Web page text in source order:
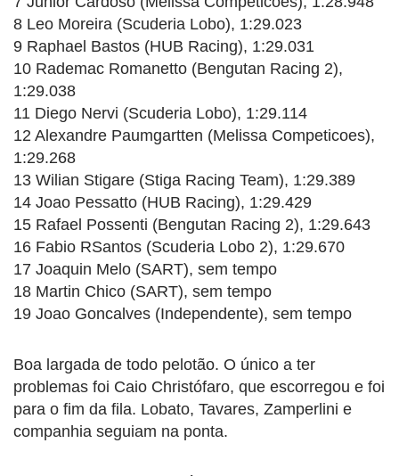
8 Leo Moreira (Scuderia Lobo), 1:29.023
9 Raphael Bastos (HUB Racing), 1:29.031
10 Rademac Romanetto (Bengutan Racing 2),
1:29.038
11 Diego Nervi (Scuderia Lobo), 1:29.114
12 Alexandre Paumgartten (Melissa Competicoes),
1:29.268
13 Wilian Stigare (Stiga Racing Team), 1:29.389
14 Joao Pessatto (HUB Racing), 1:29.429
15 Rafael Possenti (Bengutan Racing 2), 1:29.643
16 Fabio RSantos (Scuderia Lobo 2), 1:29.670
17 Joaquin Melo (SART), sem tempo
18 Martin Chico (SART), sem tempo
19 Joao Goncalves (Independente), sem tempo
Boa largada de todo pelotão. O único a ter
problemas foi Caio Christófaro, que escorregou e foi
para o fim da fila. Lobato, Tavares, Zamperlini e
companhia seguiam na ponta.